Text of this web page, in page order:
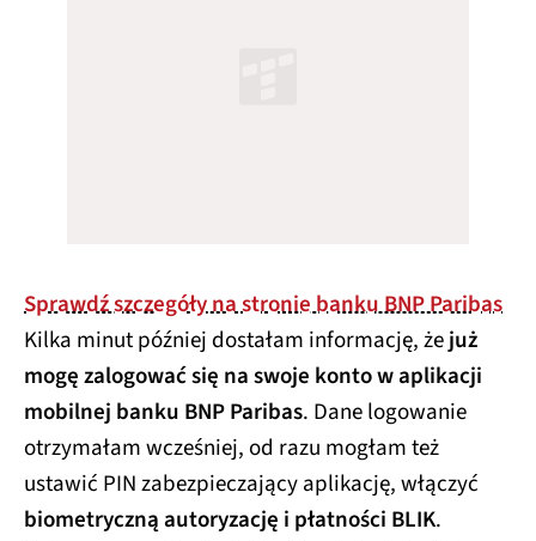
Sprawdź szczegóły na stronie banku BNP Paribas
Kilka minut później dostałam informację, żejuż
mogę zalogować się na swoje konto w aplikacji
mobilnej banku BNP Paribas. Dane logowanie
otrzymałam wcześniej, od razu mogłam też
ustawić PIN zabezpieczający aplikację, włączyć
biometryczną autoryzację i płatności BLIK.